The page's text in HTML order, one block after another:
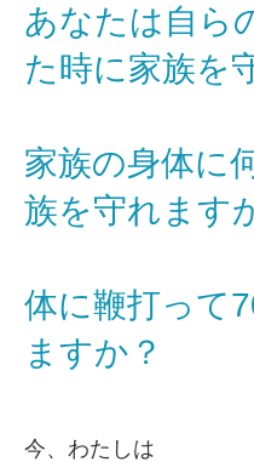
あなたは自ら
た時に家族を
家族の身体に
族を守れます
体に鞭打って
ますか？
今、わたしは